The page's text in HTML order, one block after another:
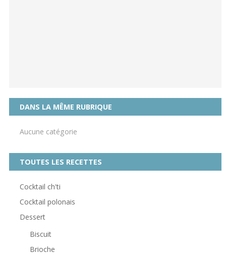
DANS LA MÊME RUBRIQUE
Aucune catégorie
TOUTES LES RECETTES
Cocktail ch'ti
Cocktail polonais
Dessert
Biscuit
Brioche